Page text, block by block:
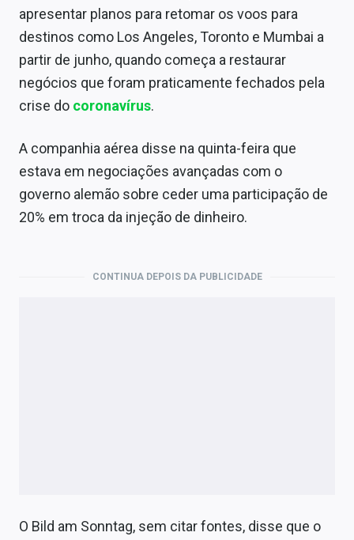
apresentar planos para retomar os voos para
destinos como Los Angeles, Toronto e Mumbai a
partir de junho, quando começa a restaurar
negócios que foram praticamente fechados pela
crise do coronavírus.
A companhia aérea disse na quinta-feira que
estava em negociações avançadas com o
governo alemão sobre ceder uma participação de
20% em troca da injeção de dinheiro.
CONTINUA DEPOIS DA PUBLICIDADE
O Bild am Sonntag, sem citar fontes, disse que o